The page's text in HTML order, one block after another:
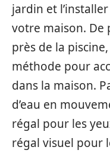
jardin et
votre maison. De
près de la
méthode pour
dans la maison.
d’eau en
régal pour les
régal visuel pour